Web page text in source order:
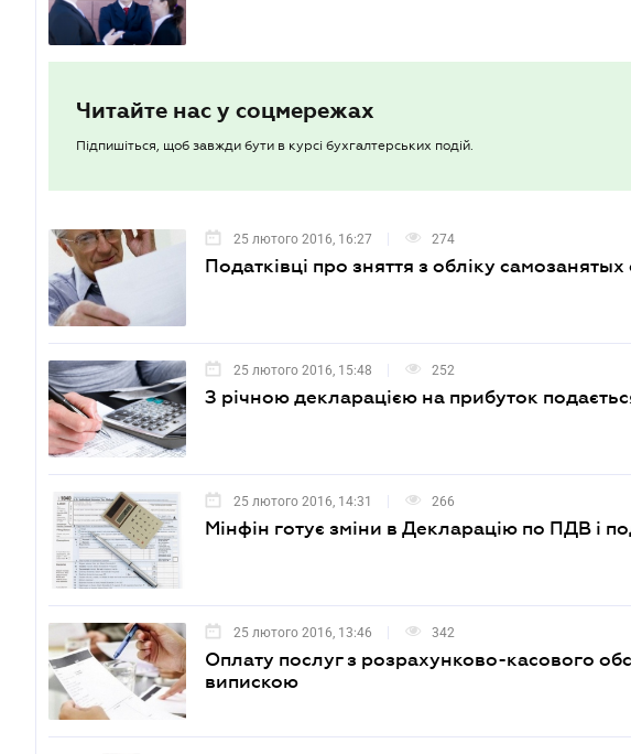
Читайте нас у соцмережах
Підпишіться, щоб завжди бути в курсі бухгалтерських подій.
25 лютого 2016, 16:27 274
Податківці про зняття з обліку самозанятых
25 лютого 2016, 15:48 252
З річною декларацією на прибуток
25 лютого 2016, 14:31 266
Мінфін готує зміни в Декларацію по ПДВ і
25 лютого 2016, 13:46 342
Оплату послуг з розрахунково-касового
випискою